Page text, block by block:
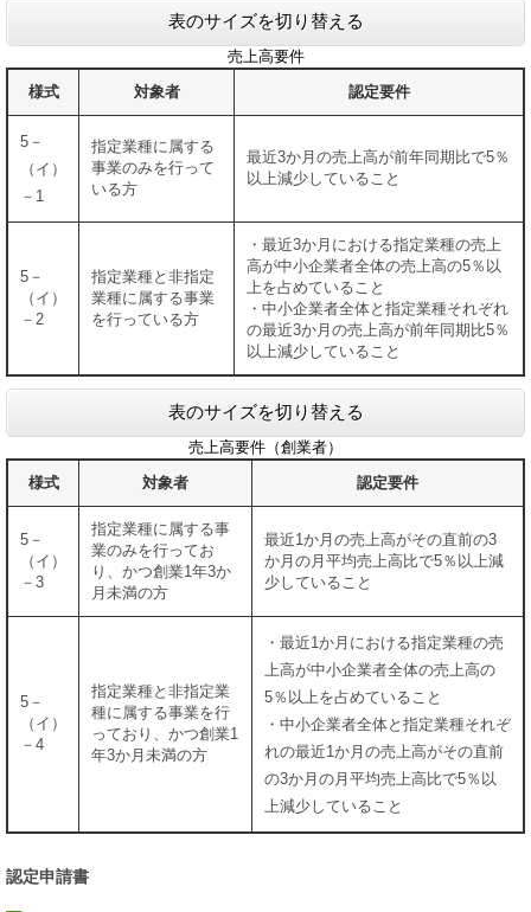
表のサイズを切り替える
売上高要件
様式
対象者 認定要件
5－
（イ）
－1
指定業種に属する
事業のみを行って
いる方
最近3か月の売上高が前年同期比で5％
以上減少していること
5－
（イ）
－2
指定業種と非指定
業種に属する事業
を行っている方
・最近3か月における指定業種の売上
高が中小企業者全体の売上高の5％以
上を占めていること
・中小企業者全体と指定業種それぞれ
の最近3か月の売上高が前年同期比5％
以上減少していること
表のサイズを切り替える
売上高要件（創業者）
様式
対象者 認定要件
5－
（イ）
－3
指定業種に属する事
業のみを行ってお
り、かつ創業1年3か
月未満の方
最近1か月の売上高がその直前の3
か月の月平均売上高比で5％以上減
少していること
5－
（イ）
－4
指定業種と非指定業
種に属する事業を行
っており、かつ創業1
年3か月未満の方
・最近1か月における指定業種の売
上高が中小企業者全体の売上高の
5％以上を占めていること
・中小企業者全体と指定業種それぞ
れの最近1か月の売上高がその直前
の3か月の月平均売上高比で5％以
上減少していること
認定申請書